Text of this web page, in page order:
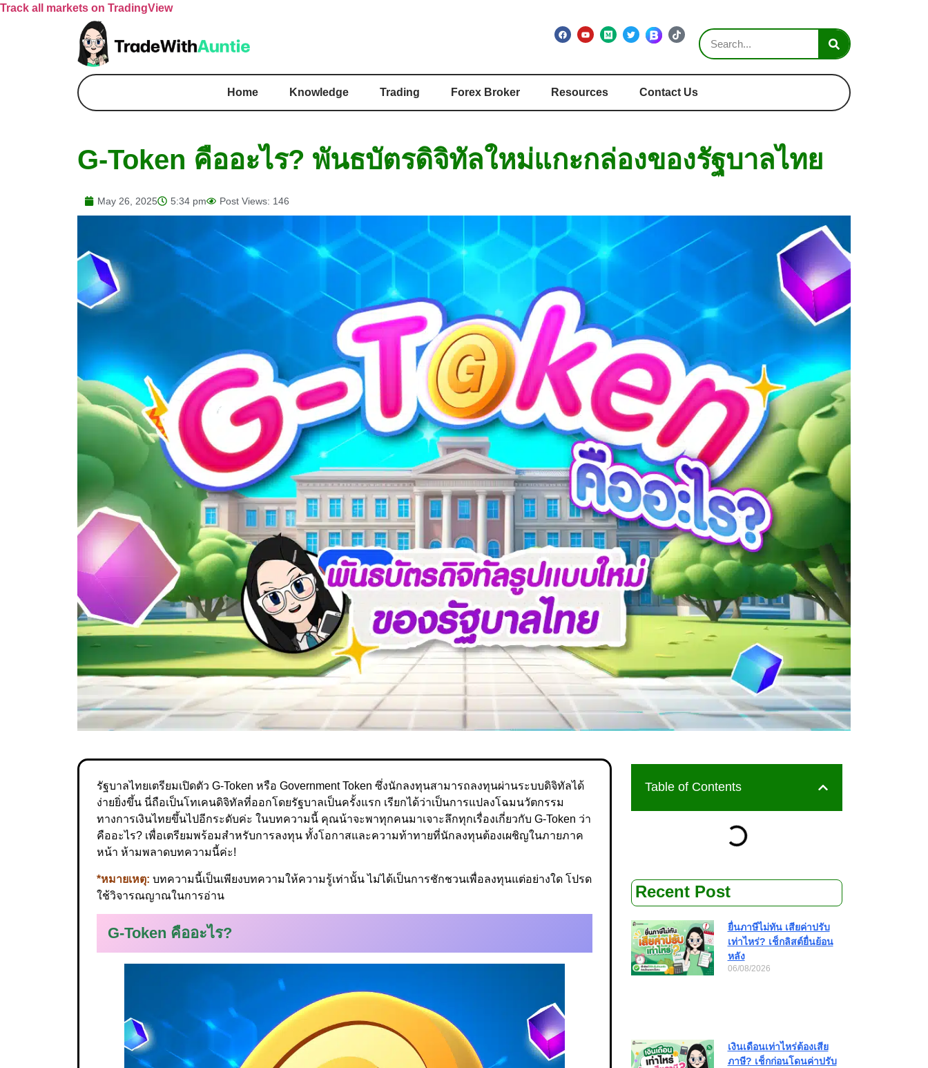
Track all markets on TradingView
Home Knowledge Trading Forex Broker Resources Contact Us
G-Token คืออะไร? พันธบัตรดิจิทัลใหม่แกะกล่องของรัฐบาลไทย
May 26, 2025 5:34 pm Post Views: 146
รัฐบาลไทยเตรียมเปิดตัว G-Token หรือ Government Token ซึ่งนักลงทุนสามารถลงทุนผ่านระบบดิจิทัลได้
ง่ายยิ่งขึ้น นี่ถือเป็นโทเคนดิจิทัลที่ออกโดยรัฐบาลเป็นครั้งแรก เรียกได้ว่าเป็นการแปลงโฉมนวัตกรรม
ทางการเงินไทยขึ้นไปอีกระดับค่ะ ในบทความนี้ คุณน้าจะพาทุกคนมาเจาะลึกทุกเรื่องเกี่ยวกับ G-Token ว่า
คืออะไร? เพื่อเตรียมพร้อมสำหรับการลงทุน ทั้งโอกาสและความท้าทายที่นักลงทุนต้องเผชิญในภายภาค
หน้า ห้ามพลาดบทความนี้ค่ะ!
*หมายเหตุ: บทความนี้เป็นเพียงบทความให้ความรู้เท่านั้น ไม่ได้เป็นการชักชวนเพื่อลงทุนแต่อย่างใด โปรด
ใช้วิจารณญาณในการอ่าน
G-Token คืออะไร?
Table of Contents
Recent Post
ยื่นภาษีไม่ทัน เสียค่าปรับ
เท่าไหร่? เช็กลิสต์ยื่นย้อน
หลัง
06/08/2026
เงินเดือนเท่าไหร่ต้องเสีย
ภาษี? เช็กก่อนโดนค่าปรับ